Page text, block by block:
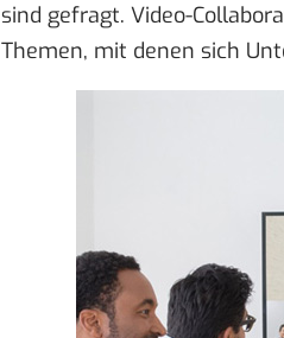
sind gefragt. Video-
Themen, mit denen sich